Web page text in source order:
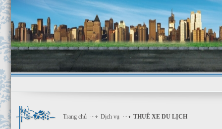
Trang chủ Dịch vụ THUÊ XE DU LỊCH